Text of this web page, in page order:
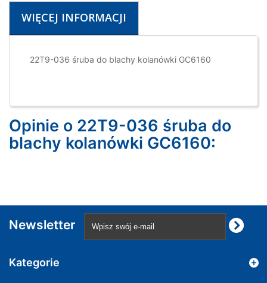
WIĘCEJ INFORMACJI
22T9-036 śruba do blachy kolanówki GC6160
Opinie o 22T9-036 śruba do
blachy kolanówki GC6160:
Newsletter
Kategorie